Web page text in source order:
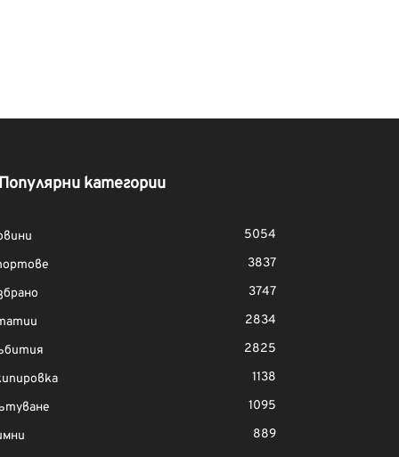
категории
5054
3837
3747
2834
2825
1138
1095
889